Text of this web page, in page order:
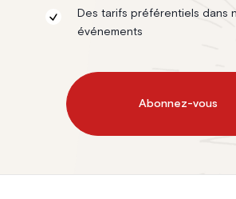
Des tarifs préférentiels dans
événements
Abonnez-vous